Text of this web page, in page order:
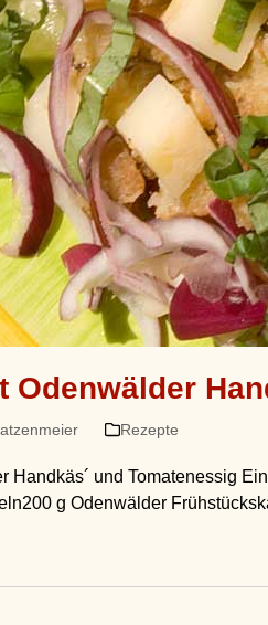
Odenwälder
Rezepte
Handkäs´ und Tomatenessig
g Odenwälder